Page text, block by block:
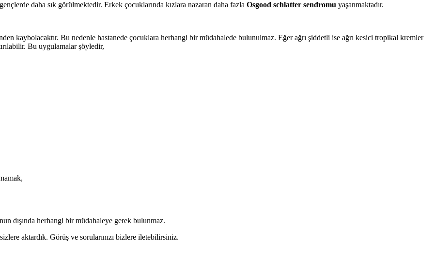
daha sık görülmektedir. Erkek çocuklarında kızlara nazaran daha fazla Osgood schlatter sendromu yaşanmaktadır.
kaybolacaktır. Bu nedenle hastanede çocuklara herhangi bir müdahalede bulunulmaz. Eğer ağrı şiddetli ise ağrı kesici tropikal kremler
Bu uygulamalar şöyledir,
dışında herhangi bir müdahaleye gerek bulunmaz.
sizlere aktardık. Görüş ve sorularınızı bizlere iletebilirsiniz.